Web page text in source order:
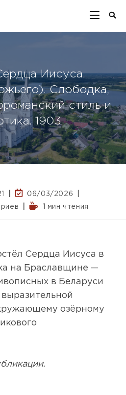
Иисуса
Слободка,
стиль и
1903
06/03/2026
1 мин чтения
Сердца Иисуса в
на Браславщине —
в Беларуси
озёрному